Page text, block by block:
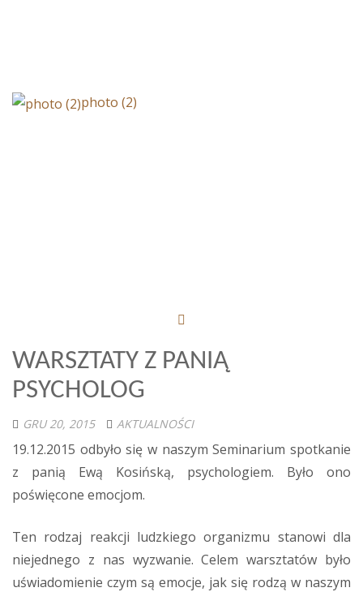
photo (2)
WARSZTATY Z PANIĄ
PSYCHOLOG
GRU 20, 2015 AKTUALNOŚCI
19.12.2015 odbyło się w naszym Seminarium spotkanie
z panią Ewą Kosińską, psychologiem. Było ono
poświęcone emocjom.
Ten rodzaj reakcji ludzkiego organizmu stanowi dla
niejednego z nas wyzwanie. Celem warsztatów było
uświadomienie czym są emocje, jak się rodzą w naszym